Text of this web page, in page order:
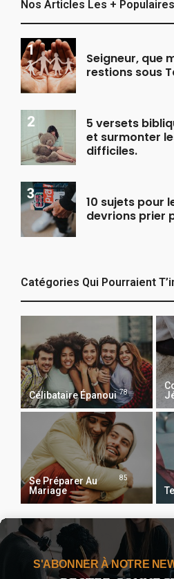
Nos Articles Les + Populaires
Seigneur, que
restions sous
5 versets
et surmonter
difficiles.
10 sujets pour
devrions prier
Catégories Qui Pourraient
Célibataire Épanoui 78
Se Préparer Au
Mariage
85
Recevoir Notre Newsletter
S'ABONNER À NOTRE